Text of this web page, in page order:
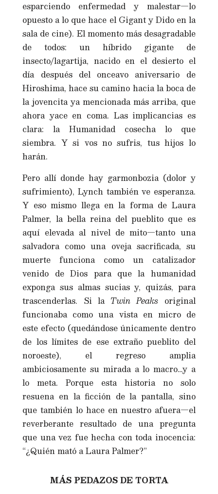
esparciendo enfermedad y malestar—lo
opuesto a lo que hace el Gigant y Dido en la
sala de cine). El momento más desagradable
de todos: un híbrido gigante de
insecto/lagartija, nacido en el desierto el
día después del onceavo aniversario de
Hiroshima, hace su camino hacia la boca de
la jovencita ya mencionada más arriba, que
ahora yace en coma. Las implicancias es
clara: la Humanidad cosecha lo que
siembra. Y si vos no sufris, tus hijos lo
harán.
Pero allí donde hay garmonbozia (dolor y
sufrimiento), Lynch también ve esperanza.
Y eso mismo llega en la forma de Laura
Palmer, la bella reina del pueblito que es
aquí elevada al nivel de mito—tanto una
salvadora como una oveja sacrificada, su
muerte funciona como un catalizador
venido de Dios para que la humanidad
exponga sus almas sucias y, quizás, para
trascenderlas. Si la Twin Peaks original
funcionaba como una vista en micro de
este efecto (quedándose únicamente dentro
de los límites de ese extraño pueblito del
noroeste), el regreso amplia
ambiciosamente su mirada a lo macro…y a
lo meta. Porque esta historia no solo
resuena en la ficción de la pantalla, sino
que también lo hace en nuestro afuera—el
reverberante resultado de una pregunta
que una vez fue hecha con toda inocencia:
“¿Quién mató a Laura Palmer?”
MÁS PEDAZOS DE TORTA